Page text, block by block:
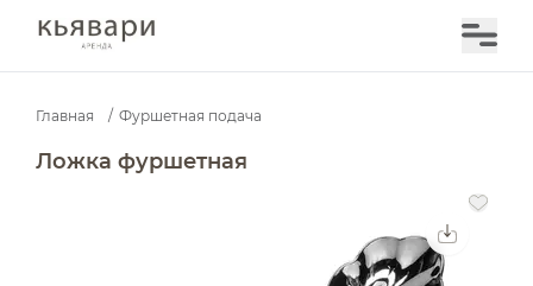
Главная / Фуршетная подача
Ложка фуршетная